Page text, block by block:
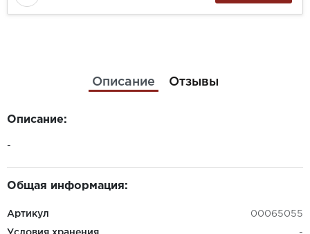
Описание Отзывы
Описание:
-
Общая информация:
Артикул 00065055